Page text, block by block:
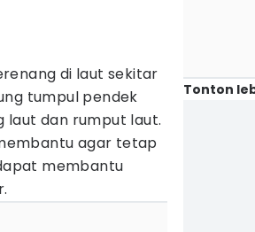
di laut sekitar
tumpul pendek
laut dan rumput laut.
agar tetap
membantu
Tonton